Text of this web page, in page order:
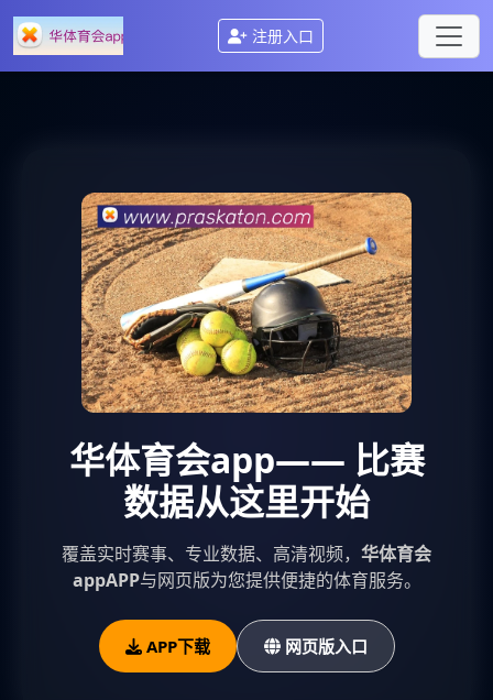
注册入口
华体育会app—— 比赛
数据从这里开始
覆盖实时赛事、专业数据、高清视频， 华体育会
appAPP与网页版为您提供便捷的体育服务。
APP下载 网页版入口